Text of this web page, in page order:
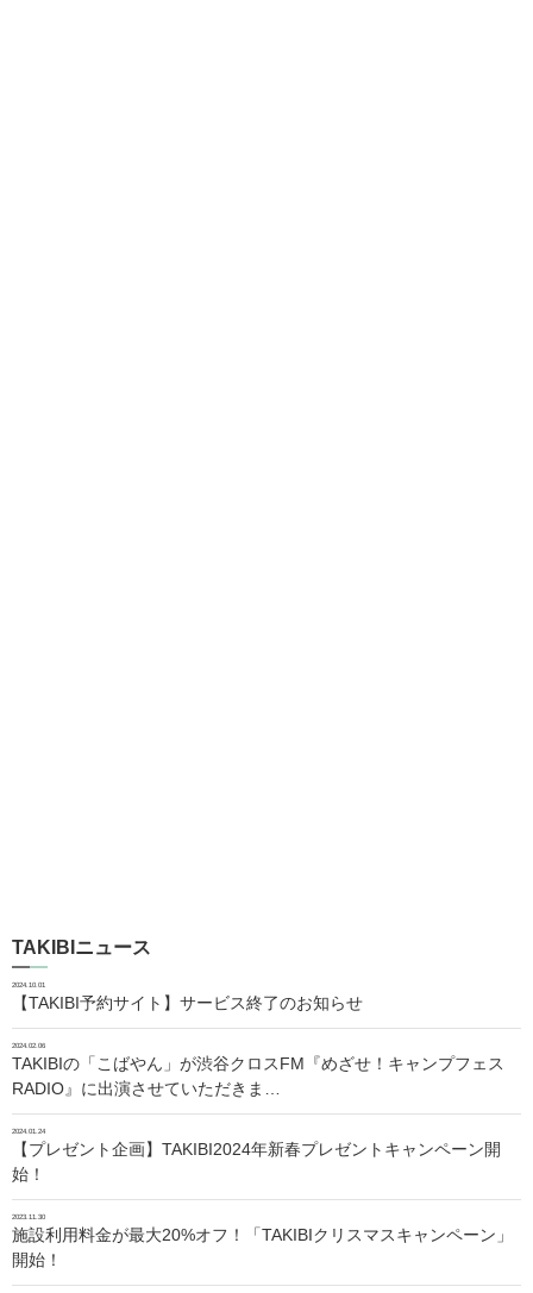
TAKIBIニュース
2024.10.01
【TAKIBI予約サイト】サービス終了のお知らせ
2024.02.06
TAKIBIの「こばやん」が渋谷クロスFM『めざせ！キャンプフェス
RADIO』に出演させていただきま…
2024.01.24
【プレゼント企画】TAKIBI2024年新春プレゼントキャンペーン開
始！
2023.11.30
施設利用料金が最大20%オフ！「TAKIBIクリスマスキャンペーン」
開始！